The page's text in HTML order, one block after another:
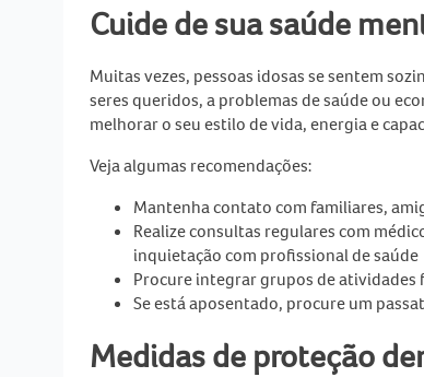
Cuide de sua saúde
Muitas vezes, pessoas idosas se sentem
seres queridos, a problemas de saúde ou
melhorar o seu estilo de vida, energia e
Veja algumas recomendações:
Mantenha contato com familiares,
Realize consultas regulares com
inquietação com profissional de saúde
Procure integrar grupos de atividades
Se está aposentado, procure um
Medidas de proteção